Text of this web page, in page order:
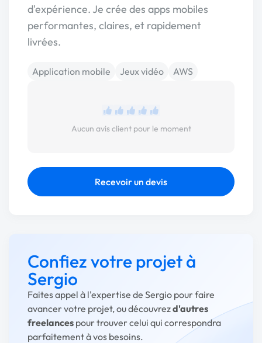
d'expérience. Je crée des apps mobiles
performantes, claires, et rapidement
livrées.
Application mobile Jeux vidéo AWS
Aucun avis client pour le moment
Recevoir un devis
Confiez votre projet à
Sergio
Faites appel à l'expertise de Sergio pour faire
avancer votre projet, ou découvrezd'autres
freelances pour trouver celui qui correspondra
parfaitement à vos besoins.